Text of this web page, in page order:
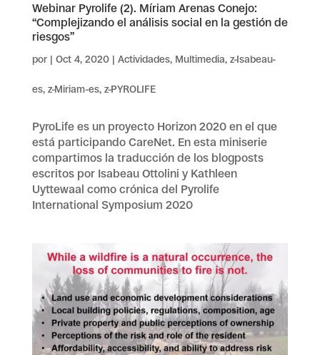
Webinar Pyrolife (2). Míriam Arenas Conejo:
“Complejizando el análisis social en la gestión de
riesgos”
por | Oct 4, 2020| Actividades, Multimedia, z-Isabeau-
es, z-Miriam-es, z-PYROLIFE
PyroLife es un proyecto Horizon 2020 en el que
está participando CareNet. En esta miniserie
compartimos la traducción de los blogposts
escritos por Isabeau Ottolini y Kathleen
Uyttewaal como crónica del Pyrolife
International Symposium 2020